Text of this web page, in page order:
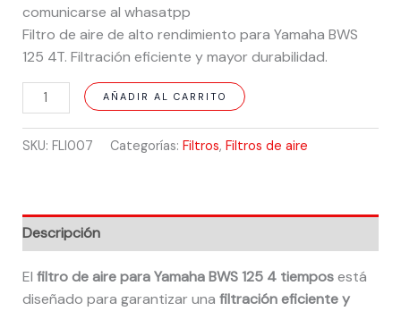
comunicarse al whasatpp
Filtro de aire de alto rendimiento para Yamaha BWS
125 4T. Filtración eficiente y mayor durabilidad.
AÑADIR AL CARRITO
SKU: FLI007 Categorías: Filtros, Filtros de aire
Descripción
El filtro de aire para Yamaha BWS 125 4 tiemposestá
diseñado para garantizar una filtración eficiente y